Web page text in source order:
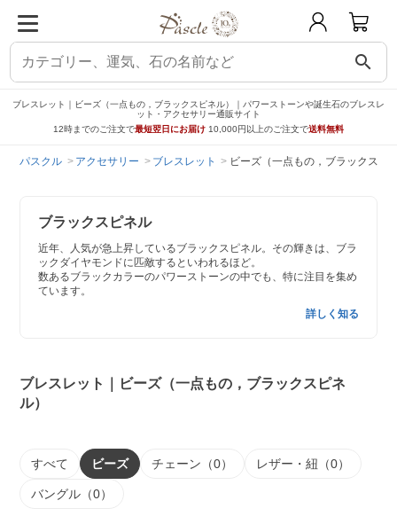
search
ブレスレット｜ビーズ（一点もの，ブラックスピネル）｜パワーストーンや誕生石のブレスレ
ット・アクセサリー通販サイト
12時までのご注文で最短翌日にお届け 10,000円以上のご注文で送料無料
パスクル アクセサリー ブレスレット ビーズ（一点もの，ブラックスピ
ブラックスピネル
近年、人気が急上昇しているブラックスピネル。その輝きは、ブラ
ックダイヤモンドに匹敵するといわれるほど。
数あるブラックカラーのパワーストーンの中でも、特に注目を集め
ています。
詳しく知る
ブレスレット｜ビーズ（一点もの，ブラックスピネ
ル）
すべて ビーズ チェーン（0） レザー・紐（0）
バングル（0）